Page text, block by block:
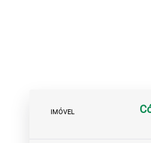
IMÓVEL